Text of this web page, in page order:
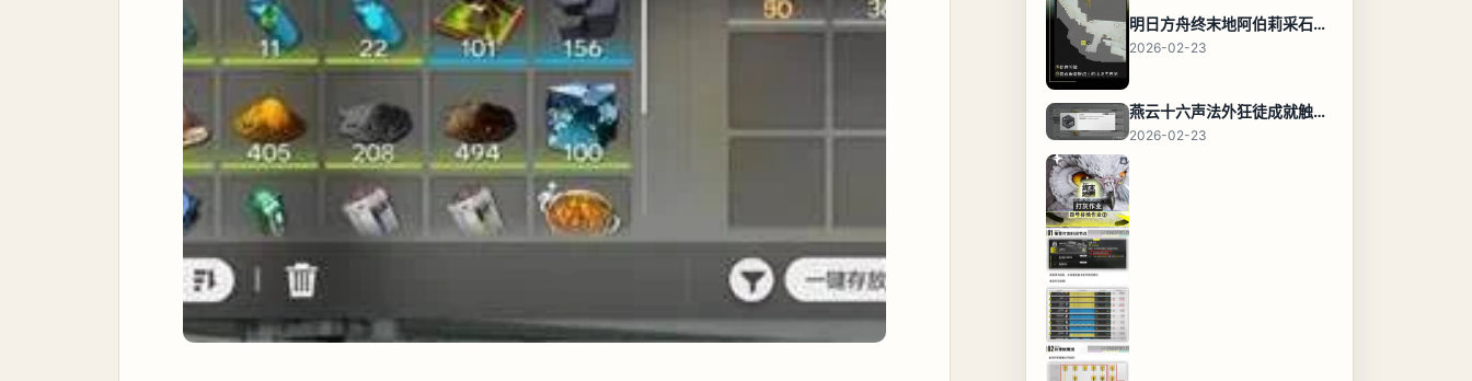
明日方舟终末地阿伯莉采石场宝箱全收集攻略，全点位分布图与路线
2026-02-23
燕云十六声法外狂徒成就触发条件与通关攻略
2026-02-23